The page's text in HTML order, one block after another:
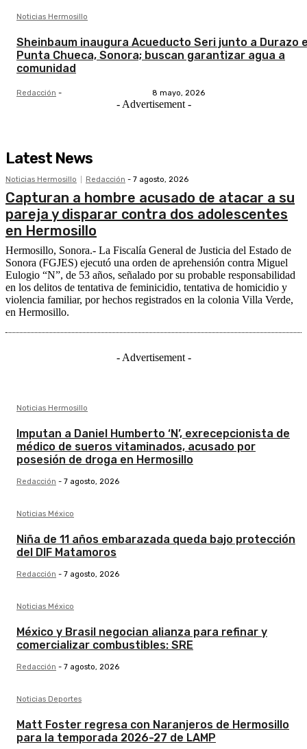
Noticias Hermosillo
Sheinbaum inaugura Acueducto Seri junto a Durazo
Punta Chueca, Sonora; buscan garantizar agua a
comunidad
Redacción - 8 mayo, 2026
- Advertisement -
Latest News
Noticias Hermosillo Redacción - 7 agosto, 2026
Capturan a hombre acusado de atacar a su
pareja y disparar contra dos adolescentes
en Hermosillo
Hermosillo, Sonora.- La Fiscalía General de Justicia del Estado de
Sonora (FGJES) ejecutó una orden de aprehensión contra Miguel
Eulogio “N”, de 53 años, señalado por su probable responsabilidad
en los delitos de tentativa de feminicidio, tentativa de homicidio y
violencia familiar, por hechos registrados en la colonia Villa Verde,
en Hermosillo.
- Advertisement -
Noticias Hermosillo
Imputan a Daniel Humberto ‘N’, exrecepcionista de
médico de sueros vitaminados, acusado por
posesión de droga en Hermosillo
Redacción - 7 agosto, 2026
Noticias México
Niña de 11 años embarazada queda bajo protección
del DIF Matamoros
Redacción - 7 agosto, 2026
Noticias México
México y Brasil negocian alianza para refinar y
comercializar combustibles: SRE
Redacción - 7 agosto, 2026
Noticias Deportes
Matt Foster regresa con Naranjeros de Hermosillo
para la temporada 2026-27 de LAMP